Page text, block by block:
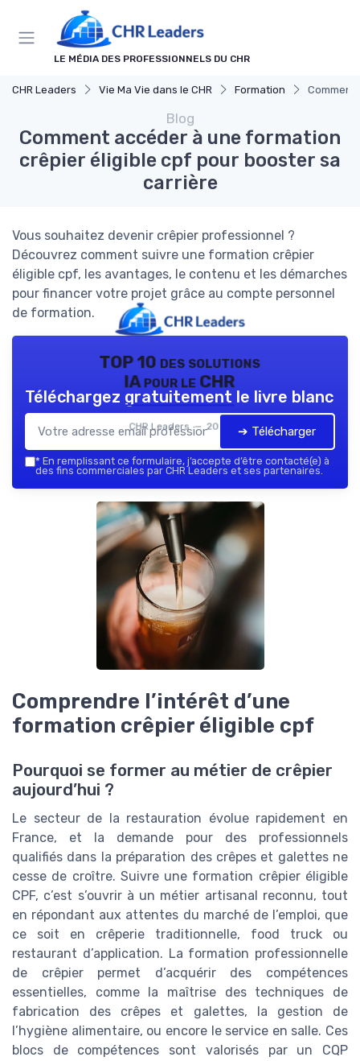
LE MÉDIA DES PROFESSIONNELS DU CHR
CHR Leaders Vie Ma Vie dans le CHR Formation Comment
Blog
Comment accéder à une formation
crêpier éligible cpf pour booster sa
carrière
Vous souhaitez devenir crêpier professionnel ?
Découvrez comment suivre une formation crêpier
éligible cpf, les avantages, le contenu et les démarches
pour financer votre projet grâce au compte personnel
de formation.
TOP 10 des solutions
IA pour le CHR
CHR Leaders — 2026
Téléchargez gratuitement le livre blanc
➔ Télécharger
* En remplissant ce formulaire, j’accepte d’être contacté(e) à
des fins commerciales par CHR Leaders et ses partenaires.
Comprendre l’intérêt d’une
formation crêpier éligible cpf
Pourquoi se former au métier de crêpier
aujourd’hui ?
Le secteur de la restauration évolue rapidement en
France, et la demande pour des professionnels
qualifiés dans la préparation des crêpes et galettes ne
cesse de croître. Suivre une formation crêpier éligible
CPF, c’est s’ouvrir à un métier artisanal reconnu, tout
en répondant aux attentes du marché de l’emploi, que
ce soit en crêperie traditionnelle, food truck ou
restaurant d’application. La formation professionnelle
de crêpier permet d’acquérir des compétences
essentielles, comme la maîtrise des techniques de
fabrication des crêpes et galettes, la gestion de
l’hygiène alimentaire, ou encore le service en salle. Ces
blocs de compétences sont valorisés par un CQP
Panneau de gestion des cookies